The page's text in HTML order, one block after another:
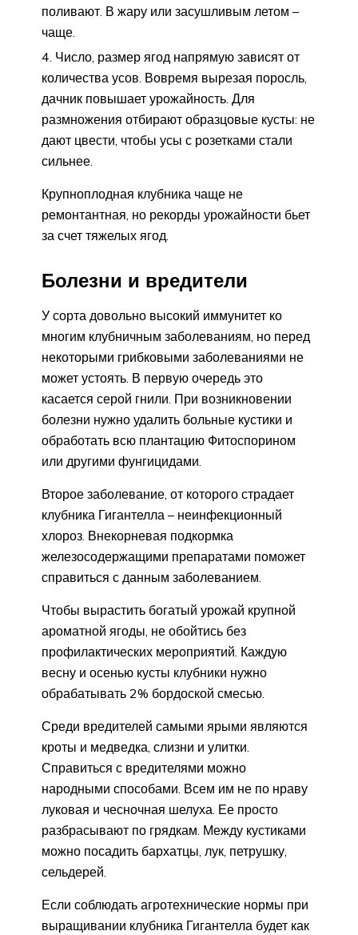
поливают. В жару или засушливым летом –
чаще.
Число, размер ягод напрямую зависят от
количества усов. Вовремя вырезая поросль,
дачник повышает урожайность. Для
размножения отбирают образцовые кусты: не
дают цвести, чтобы усы с розетками стали
сильнее.
Крупноплодная клубника чаще не
ремонтантная, но рекорды урожайности бьет
за счет тяжелых ягод.
Болезни и вредители
У сорта довольно высокий иммунитет ко
многим клубничным заболеваниям, но перед
некоторыми грибковыми заболеваниями не
может устоять. В первую очередь это
касается серой гнили. При возникновении
болезни нужно удалить больные кустики и
обработать всю плантацию Фитоспорином
или другими фунгицидами.
Второе заболевание, от которого страдает
клубника Гигантелла – неинфекционный
хлороз. Внекорневая подкормка
железосодержащими препаратами поможет
справиться с данным заболеванием.
Чтобы вырастить богатый урожай крупной
ароматной ягоды, не обойтись без
профилактических мероприятий. Каждую
весну и осенью кусты клубники нужно
обрабатывать 2% бордоской смесью.
Среди вредителей самыми ярыми являются
кроты и медведка, слизни и улитки.
Справиться с вредителями можно
народными способами. Всем им не по нраву
луковая и чесночная шелуха. Ее просто
разбрасывают по грядкам. Между кустиками
можно посадить бархатцы, лук, петрушку,
сельдерей.
Если соблюдать агротехнические нормы при
выращивании клубника Гигантелла будет как